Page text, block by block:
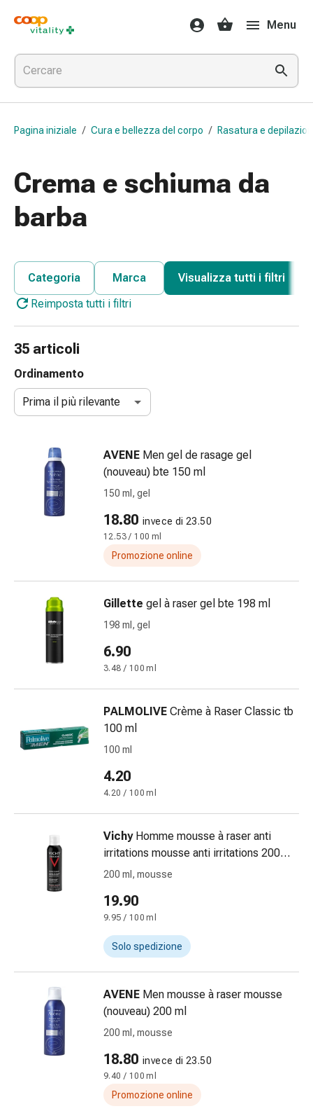
Farmaci
e
salute
Influenza
e
raffreddore
per
Farmaci
l'influenza
raffreddore
Mal
di
bronchite
Inalatori
e
naso
Raffreddore
delle
ustioni
elastiche
Compresse
Medicazioni
le
dita
fissaggio
compressivi
Medicazioni
Bende,
nastri
Medicazioni
reti
tubolari
Materiali
Ustioni
scottature
Menu
Pagina iniziale / Cura e bellezza del corpo / Rasatura e
Crema e schiuma da
barba
Categoria Marca
Visualizza tutti i filtri
Reimposta tutti i filtri
35 articoli
Ordinamento
Prima il più rilevante
AVENE Men gel de rasage gel
(nouveau) bte 150 ml
150 ml, gel
18.80 invece di 23.50
12.53 / 100 ml
Promozione online
Gillette gel à raser gel bte 198 ml
198 ml, gel
6.90
3.48 / 100 ml
PALMOLIVE Crème à Raser Classic tb
100 ml
100 ml
4.20
4.20 / 100 ml
Vichy Homme mousse à raser anti
irritations mousse anti irritations 200
ml
200 ml, mousse
19.90
9.95 / 100 ml
Solo spedizione
AVENE Men mousse à raser mousse
(nouveau) 200 ml
200 ml, mousse
18.80 invece di 23.50
9.40 / 100 ml
Promozione online